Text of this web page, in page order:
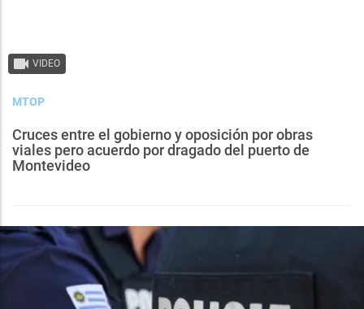
VIDEO
MTOP
Cruces entre el gobierno y oposición por obras
viales pero acuerdo por dragado del puerto de
Montevideo